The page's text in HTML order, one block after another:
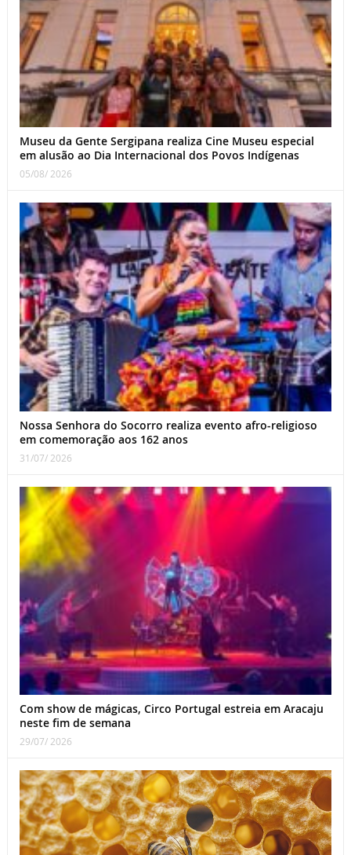
Museu da Gente Sergipana realiza Cine Museu especial
em alusão ao Dia Internacional dos Povos Indígenas
05/08/ 2026
Nossa Senhora do Socorro realiza evento afro-religioso
em comemoração aos 162 anos
31/07/ 2026
Com show de mágicas, Circo Portugal estreia em Aracaju
neste fim de semana
29/07/ 2026